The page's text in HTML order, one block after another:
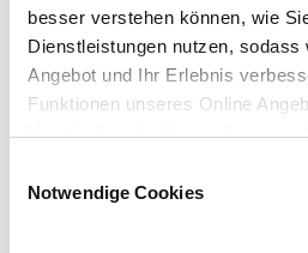
besser verstehen können, wie
Dienstleistungen nutzen, sodass
Angebot und Ihr Erlebnis
Funktionen unseres Online
Umständen die Verwendung von
Notwendige Cookies